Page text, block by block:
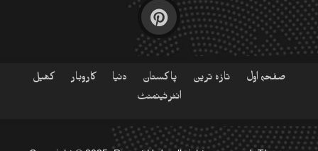
صفحہ اول تازہ ترین پاکستان دنیا کاروبار
کھیل
انٹرٹینمنٹ